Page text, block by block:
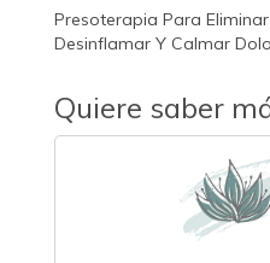
Presoterapia Para
Desinflamar Y Calmar
Quiere saber